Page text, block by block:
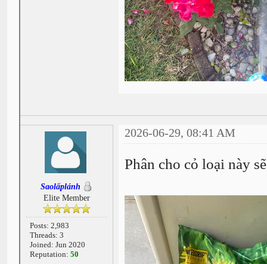
Saolấplánh
Elite Member
Posts: 2,983
Threads: 3
Joined: Jun 2020
Reputation: 50
2026-06-29, 08:41 AM
Phân cho cỏ loại này